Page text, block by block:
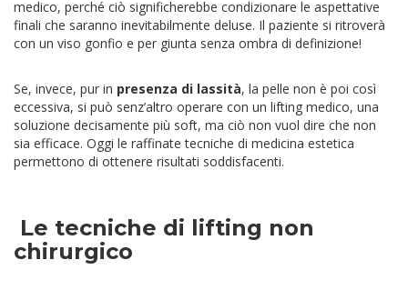
medico, perché ciò significherebbe condizionare le aspettative
finali che saranno inevitabilmente deluse. Il paziente si ritroverà
con un viso gonfio e per giunta senza ombra di definizione!
Se, invece, pur in presenza di lassità, la pelle non è poi così
eccessiva, si può senz’altro operare con un lifting medico, una
soluzione decisamente più soft, ma ciò non vuol dire che non
sia efficace. Oggi le raffinate tecniche di medicina estetica
permettono di ottenere risultati soddisfacenti.
Le tecniche di lifting non
chirurgico